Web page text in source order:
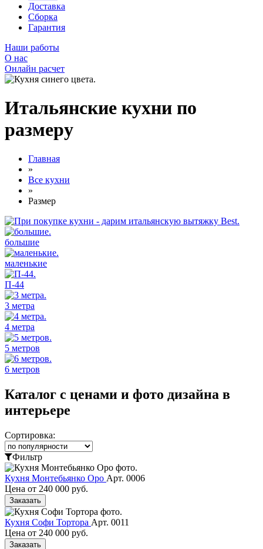
Доставка
Сборка
Гарантия
Наши работы
О нас
Онлайн расчет
Итальянские кухни по
размеру
Главная
»
Все кухни
»
Размер
большие
маленькие
П-44
3 метра
4 метра
5 метров
6 метров
Каталог с ценами и фото дизайна в
интерьере
Сортировка:
Фильтр
Кухня Монтебьянко Оро Арт. 0006
Цена от 240 000 руб.
Заказать
Кухня Софи Тортора Арт. 0011
Цена от 240 000 руб.
Заказать